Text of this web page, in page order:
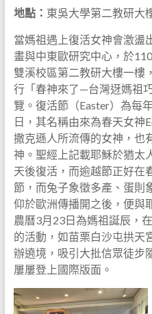
地點： 東吳大學第二教研大
當媽祖遇上復活女神會激盪
畫與中東歐研究中心，於
雙溪校區第二教研大樓一樓
行「春神來了—台灣迓媽祖
覽。復活節（Easter）為每
日，其名稱由來為春天女神
撒克遜人所流傳的女神，也
神。聖經上記載耶穌於猶太
天後復活，而逾越節正好在
節，而兔子象徵多產、蛋則
仰於歐洲傳播開之後，便與
農曆3月23日為媽祖誕辰，
的活動，如苗栗白沙屯拱天
辦遶境，吸引大批信眾徒步
屢屢登上國際版面。